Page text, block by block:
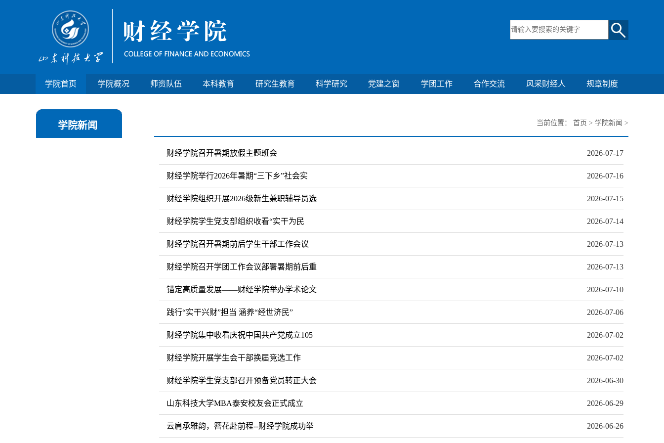
学院首页 学院概况 师资队伍 本科教育 研究生教育 科学研究 党建之窗 学团工作 合作交流 风采财经人 规章制度
学院新闻 当前位置： 首页 > 学院新闻 >
财经学院召开暑期放假主题班会 2026-07-17
财经学院举行2026年暑期“三下乡”社会实 2026-07-16
财经学院组织开展2026级新生兼职辅导员选 2026-07-15
财经学院学生党支部组织收看“实干为民 2026-07-14
财经学院召开暑期前后学生干部工作会议 2026-07-13
财经学院召开学团工作会议部署暑期前后重 2026-07-13
锚定高质量发展——财经学院举办学术论文 2026-07-10
践行“实干兴财”担当 涵养“经世济民” 2026-07-06
财经学院集中收看庆祝中国共产党成立105 2026-07-02
财经学院开展学生会干部换届竞选工作 2026-07-02
财经学院学生党支部召开预备党员转正大会 2026-06-30
山东科技大学MBA泰安校友会正式成立 2026-06-29
云肩承雅韵，簪花赴前程--财经学院成功举 2026-06-26